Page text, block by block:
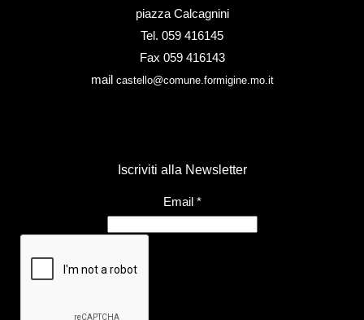
piazza Calcagnini
Tel. 059 416145
Fax 059 416143
mail castello@comune.formigine.mo.it
Iscriviti alla Newsletter
Email *